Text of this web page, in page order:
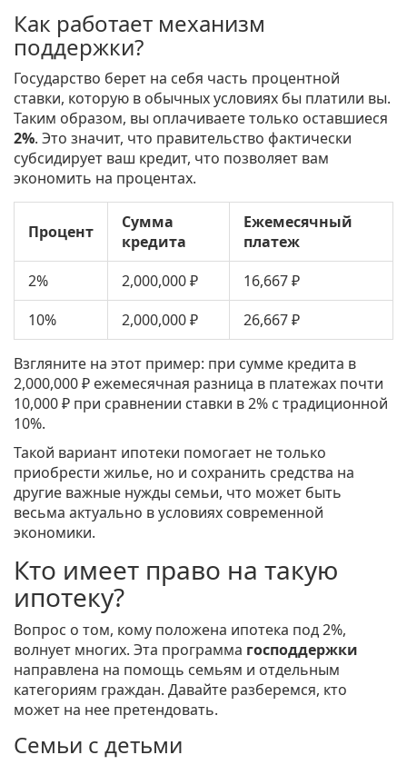
Как работает механизм
поддержки?
Государство берет на себя часть процентной
ставки, которую в обычных условиях бы платили вы.
Таким образом, вы оплачиваете только оставшиеся
2%. Это значит, что правительство фактически
субсидирует ваш кредит, что позволяет вам
экономить на процентах.
Процент
Сумма
кредита
Ежемесячный
платеж
2%
2,000,000 ₽
16,667 ₽
10%
2,000,000 ₽ 26,667 ₽
Взгляните на этот пример: при сумме кредита в
2,000,000 ₽ ежемесячная разница в платежах почти
10,000 ₽ при сравнении ставки в 2% с традиционной
10%.
Такой вариант ипотеки помогает не только
приобрести жилье, но и сохранить средства на
другие важные нужды семьи, что может быть
весьма актуально в условиях современной
экономики.
Кто имеет право на такую
ипотеку?
Вопрос о том, кому положена ипотека под 2%,
волнует многих. Эта программа господдержки
направлена на помощь семьям и отдельным
категориям граждан. Давайте разберемся, кто
может на нее претендовать.
Семьи с детьми